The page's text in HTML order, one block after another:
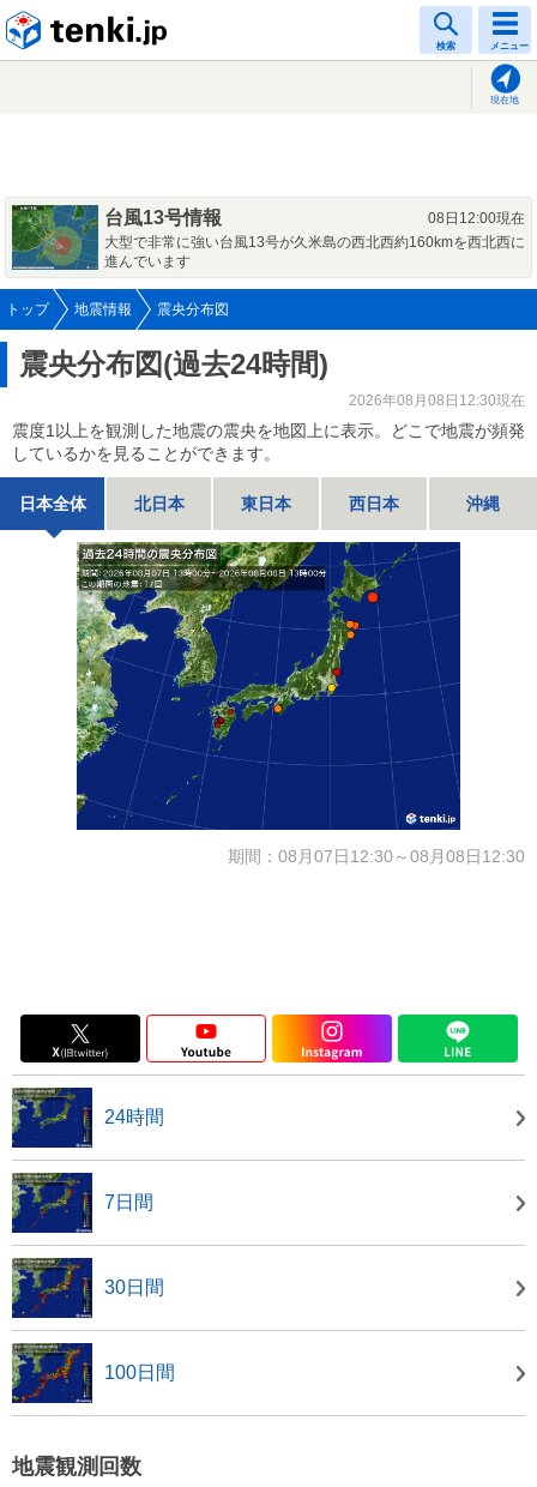
検索 メニュー
現在地
台風13号情報
08日12:00現在
大型で非常に強い台風13号が久米島の西北西約160kmを西北西に
進んでいます
トップ 地震情報 震央分布図
震央分布図(過去24時間)
2026年08月08日12:30現在
震度1以上を観測した地震の震央を地図上に表示。どこで地震が頻発
しているかを見ることができます。
日本全体 北日本 東日本 西日本 沖縄
期間：08月07日12:30～08月08日12:30
24時間
7日間
30日間
100日間
地震観測回数